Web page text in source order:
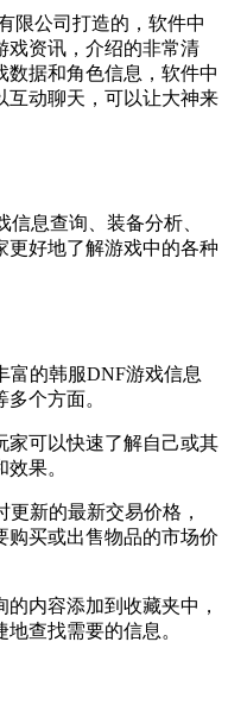
限公司打造的，软件中
戏资讯，介绍的非常清
数据和角色信息，软件中
互动聊天，可以让大神来
息查询、装备分析、
更好地了解游戏中的各种
富的韩服DNF游戏信息
个方面。
家可以快速了解自己或其
果。
新的最新交易价格，
购买或出售物品的市场价
内容添加到收藏夹中，
查找需要的信息。